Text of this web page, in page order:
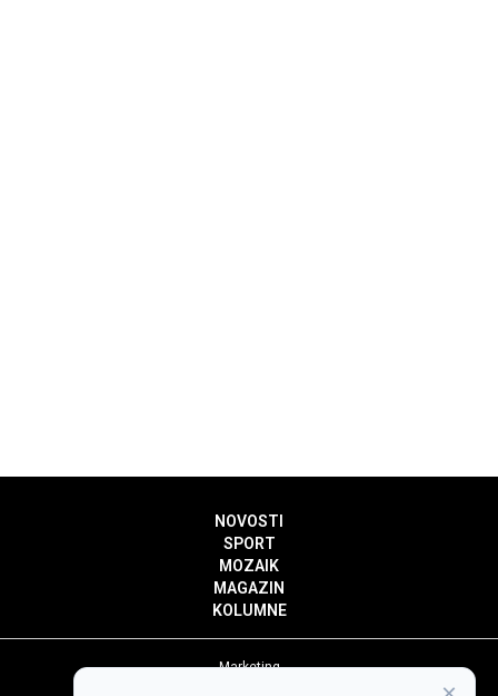
NOVOSTI
SPORT
MOZAIK
MAGAZIN
KOLUMNE
Marketing